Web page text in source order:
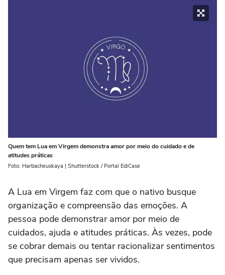
Quem tem Lua em Virgem demonstra amor por meio do cuidado e de
atitudes práticas
Foto: Harbacheuskaya | Shutterstock / Portal EdiCase
A Lua em Virgem faz com que o nativo busque
organização e compreensão das emoções. A
pessoa pode demonstrar amor por meio de
cuidados, ajuda e atitudes práticas. Às vezes, pode
se cobrar demais ou tentar racionalizar sentimentos
que precisam apenas ser vividos.